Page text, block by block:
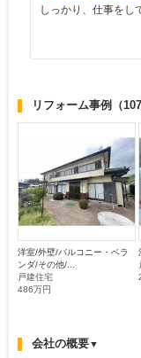
しっかり、仕事をし
リフォーム事例 （
洋室/外壁/バルコニー・ベラ
ンダ/その他/...
戸建住宅
486万円
会社の概要▼